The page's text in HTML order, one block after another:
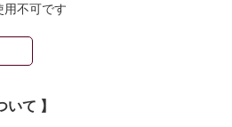
用不可です
いて 】